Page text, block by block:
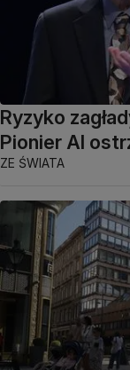
Ryzyko
Pionier AI
ZE ŚWIATA